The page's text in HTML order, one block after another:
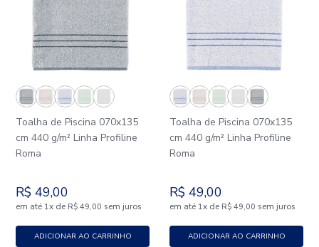
Toalha de Piscina 070x135
cm 440 g/m² Linha Profiline
Roma
R$ 49,00
em até 1x de R$ 49,00 sem juros
ADICIONAR AO CARRINHO
Toalha de Piscina 070x135
cm 440 g/m² Linha Profiline
Roma
R$ 49,00
em até 1x de R$ 49,00 sem juros
ADICIONAR AO CARRINHO